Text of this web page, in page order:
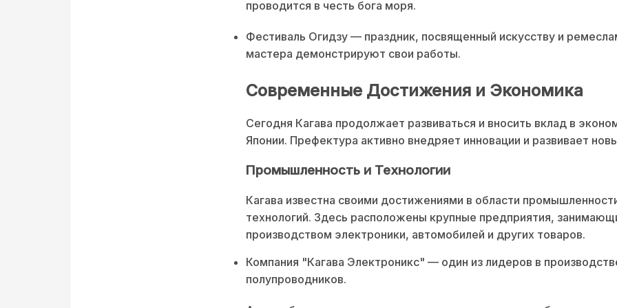
проводится в честь бога моря.
Фестиваль Огидзу — праздник, посвященный искусству и
мастера демонстрируют свои работы.
Современные Достижения и Экономика
Сегодня Кагава продолжает развиваться и вносить вклад в
Японии. Префектура активно внедряет инновации и развивает
Промышленность и Технологии
Кагава известна своими достижениями в области
технологий. Здесь расположены крупные предприятия,
производством электроники, автомобилей и других товаров.
Компания "Кагава Электроникс" — один из лидеров в
полупроводников.